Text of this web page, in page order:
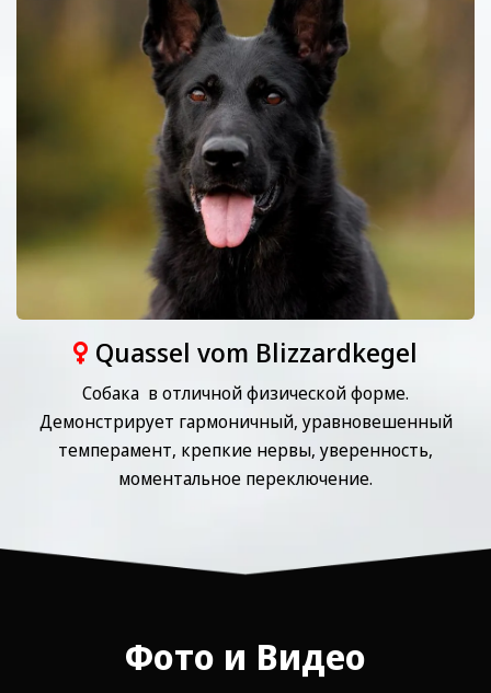
Quassel vom Blizzardkegel
Собака в отличной физической форме.
Демонстрирует гармоничный, уравновешенный
темперамент, крепкие нервы, ⁠уверенность,
⁠моментальное переключение.
Фото и Видео